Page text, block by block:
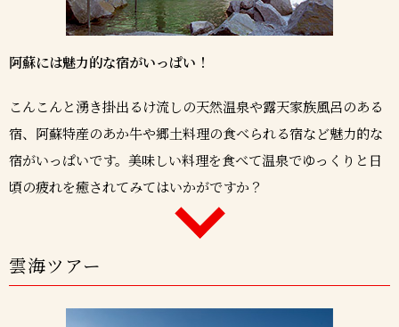
阿蘇には魅力的な宿がいっぱい！
こんこんと湧き掛出るけ流しの天然温泉や露天家族風呂のある
宿、阿蘇特産のあか牛や郷土料理の食べられる宿など魅力的な
宿がいっぱいです。美味しい料理を食べて温泉でゆっくりと日
頃の疲れを癒されてみてはいかがですか？
雲海ツアー